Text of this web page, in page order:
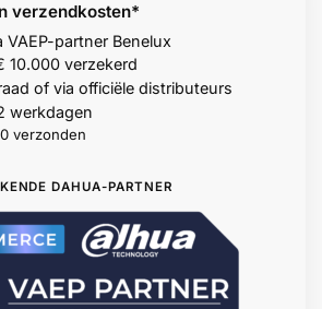
verzendkosten*
VAEP-partner Benelux
10.000 verzekerd
of via officiële distributeurs
werkdagen
verzonden
DAHUA-PARTNER